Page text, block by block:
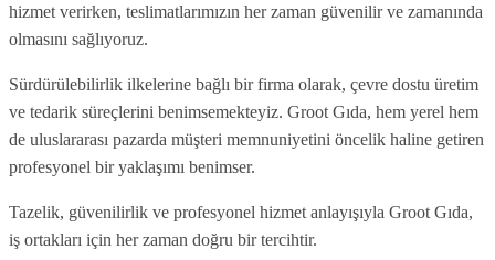
hizmet verirken, teslimatlarımızın her zaman güvenilir ve zamanında
olmasını sağlıyoruz.
Sürdürülebilirlik ilkelerine bağlı bir firma olarak, çevre dostu üretim
ve tedarik süreçlerini benimsemekteyiz. Groot Gıda, hem yerel hem
de uluslararası pazarda müşteri memnuniyetini öncelik haline getiren
profesyonel bir yaklaşımı benimser.
Tazelik, güvenilirlik ve profesyonel hizmet anlayışıyla Groot Gıda,
iş ortakları için her zaman doğru bir tercihtir.